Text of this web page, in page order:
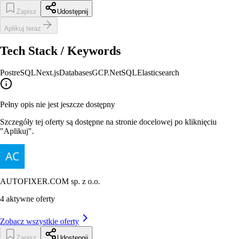
Zapisz Udostępnij
Aplikuj teraz
Tech Stack / Keywords
PostreSQLNext.jsDatabasesGCP.NetSQLElasticsearch
Pełny opis nie jest jeszcze dostępny
Szczegóły tej oferty są dostępne na stronie docelowej po kliknięciu
"Aplikuj".
AUTOFIXER.COM sp. z o.o.
4 aktywne oferty
Zobacz wszystkie oferty